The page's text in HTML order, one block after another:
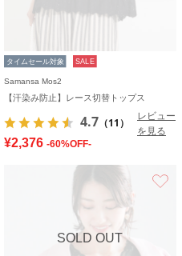
タイムセール対象 SALE
Samansa Mos2
【汗染み防止】レース切替トップス
4.7 （11）
レビュー
を見る
¥2,376 -60%OFF-
SOLD OUT